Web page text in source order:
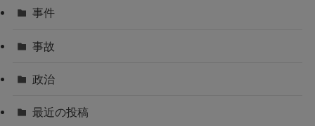
事件
事故
政治
最近の投稿